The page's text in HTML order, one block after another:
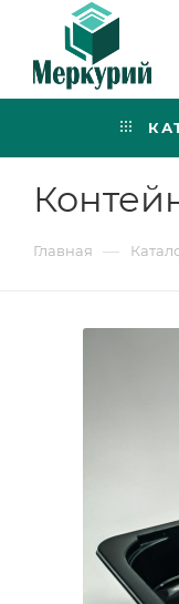
Главная —